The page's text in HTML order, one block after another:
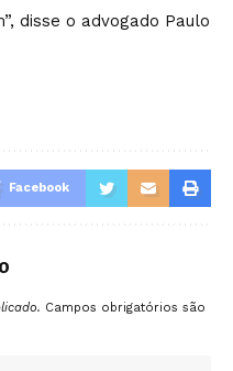
disse o advogado Paulo
Facebook
Campos obrigatórios são